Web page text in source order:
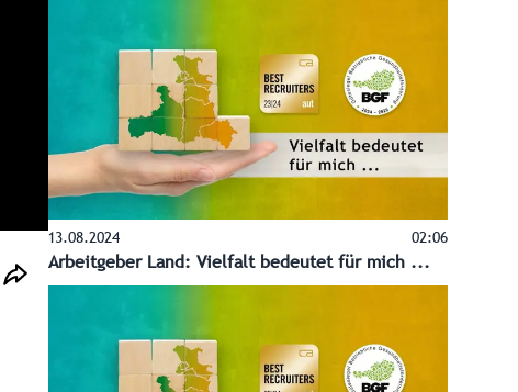
13.08.2024 02:06
Arbeitgeber Land: Vielfalt bedeutet für mich ...